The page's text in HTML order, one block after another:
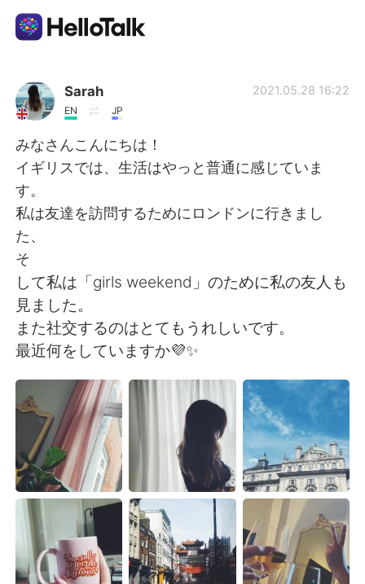
แอปแลกเปลี่ยนทางภาษา
AI Grammar Checker
ไทย
繁體中文 Español
العربية Français
한국어 Русский
Indonesia Italiano
Türkçe Tiếng Việt
Português
Sarah
EN JP
2021.05.28 16:22
みなさんこんにちは！
イギリスでは、生活はやっと普通に感じていま
す。
私は友達を訪問するためにロンドンに行きまし
た、
そ
して私は「girls weekend」のために私の友人も
見ました。
また社交するのはとてもうれしいです。
最近何をしていますか💜✨